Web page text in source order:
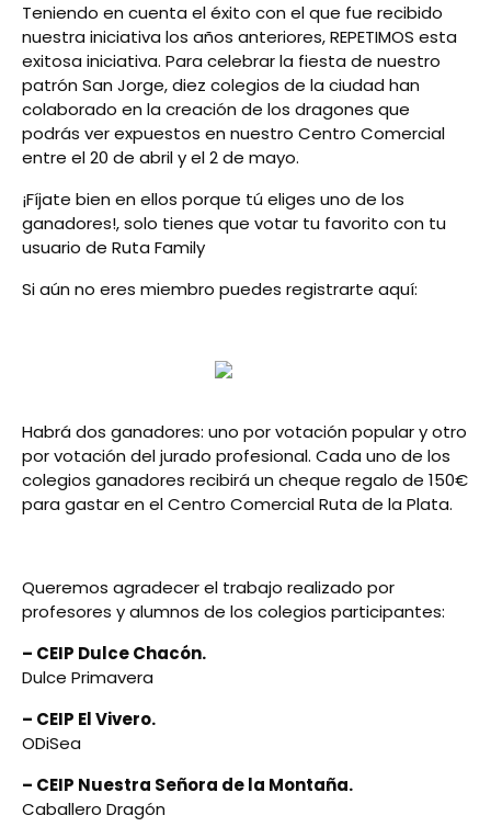
Teniendo en cuenta el éxito con el que fue recibido
nuestra iniciativa los años anteriores, REPETIMOS esta
exitosa iniciativa. Para celebrar la fiesta de nuestro
patrón San Jorge, diez colegios de la ciudad han
colaborado en la creación de los dragones que
podrás ver expuestos en nuestro Centro Comercial
entre el 20 de abril y el 2 de mayo.
¡Fíjate bien en ellos porque tú eliges uno de los
ganadores!, solo tienes que votar tu favorito con tu
usuario de Ruta Family
Si aún no eres miembro puedes registrarte aquí:
Habrá dos ganadores: uno por votación popular y otro
por votación del jurado profesional. Cada uno de los
colegios ganadores recibirá un cheque regalo de 150€
para gastar en el Centro Comercial Ruta de la Plata.
Queremos agradecer el trabajo realizado por
profesores y alumnos de los colegios participantes:
– CEIP Dulce Chacón.
Dulce Primavera
– CEIP El Vivero.
ODiSea
– CEIP Nuestra Señora de la Montaña.
Caballero Dragón